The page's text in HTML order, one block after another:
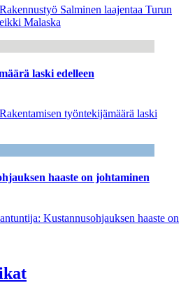
Salminen laajentaa Turun
Malaska
laski edelleen
työntekijämäärä laski
haaste on johtaminen
Kustannusohjauksen haaste on